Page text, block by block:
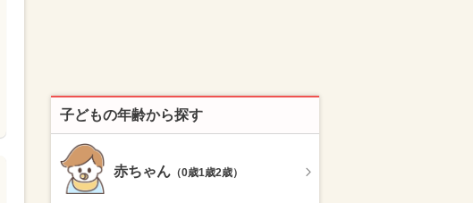
子どもの年齢から探す
赤ちゃん （0歳1歳2歳）